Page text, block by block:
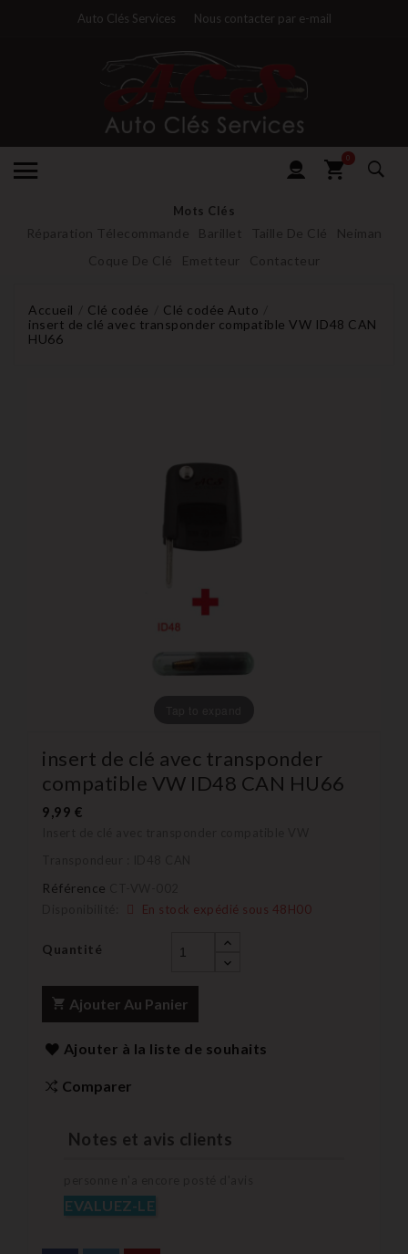
Auto Clés Services Nous contacter par e-mail
0
Mots Clés
Réparation Télecommande Barillet Taille De Clé
Neiman
Coque De Clé
Emetteur Contacteur
Accueil Clé codée
Clé codée Auto
insert de clé avec transponder compatible VW ID48 CAN
HU66
insert de clé avec transponder
compatible VW ID48 CAN HU66
9,99 €
Référence
En stock expédié sous 48H00
Quantité
Ajouter Au Panier
Ajouter à la liste de souhaits
Comparer
Notes et avis clients
EVALUEZ-LE